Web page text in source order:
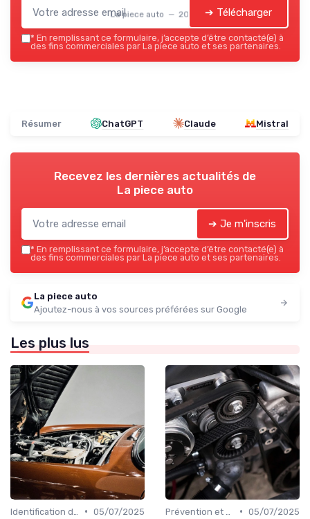
La piece auto — 2026 ➔ Télécharger
* En remplissant ce formulaire, j’accepte d’être contacté(e) à
des fins commerciales par La piece auto et ses partenaires.
Résumer ChatGPT Claude Mistral
Recevez les dernières actualités de
La piece auto
➔ Je m'inscris
* En remplissant ce formulaire, j’accepte d’être contacté(e) à
des fins commerciales par La piece auto et ses partenaires.
La piece auto
Ajoutez-nous à vos sources préférées sur Google
Les plus lus
• 05/07/2025
• 05/07/2025